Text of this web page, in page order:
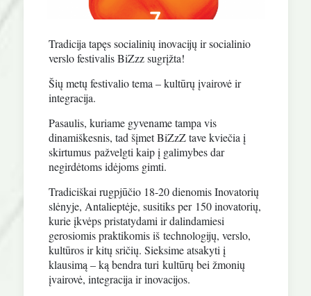
Tradicija tapęs socialinių inovacijų ir socialinio
verslo festivalis BiZzz sugrįžta!
Šių metų festivalio tema – kultūrų įvairovė ir
integracija.
Pasaulis, kuriame gyvename tampa vis
dinamiškesnis, tad šįmet BiZzZ tave kviečia į
skirtumus pažvelgti kaip į galimybes dar
negirdėtoms idėjoms gimti.
Tradiciškai rugpjūčio 18-20 dienomis Inovatorių
slėnyje, Antalieptėje, susitiks per 150 inovatorių,
kurie įkvėps pristatydami ir dalindamiesi
gerosiomis praktikomis iš technologijų, verslo,
kultūros ir kitų sričių. Sieksime atsakyti į
klausimą – ką bendra turi kultūrų bei žmonių
įvairovė, integracija ir inovacijos.